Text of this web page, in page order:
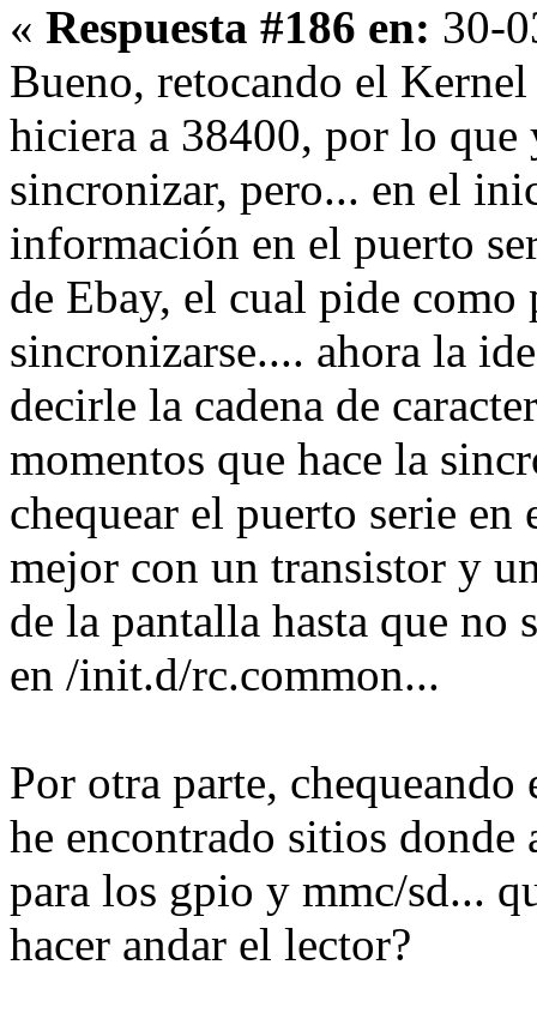
« Respuesta #186 en: 30-
Bueno, retocando el
hiciera a 38400, por lo que
sincronizar, pero... en el
información en el puerto
de Ebay, el cual pide
sincronizarse.... ahora la
decirle la cadena de
momentos que hace la
chequear el puerto serie
mejor con un transistor y
de la pantalla hasta que no
en /init.d/rc.common...
Por otra parte, chequeando
he encontrado sitios donde
para los gpio y mmc/sd...
hacer andar el lector?